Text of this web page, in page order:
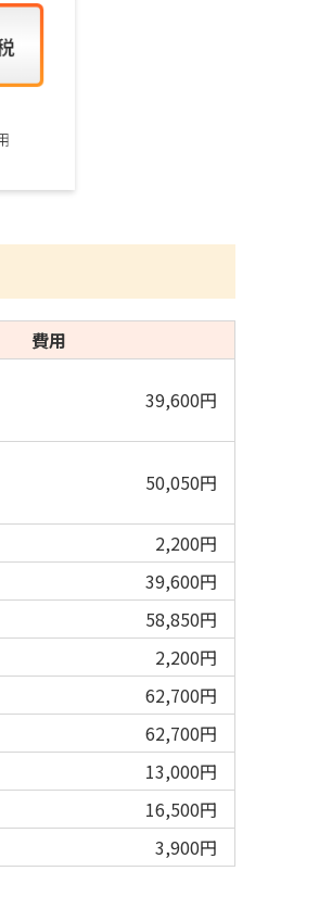
費用
39,600円
50,050円
2,200円
39,600円
58,850円
2,200円
62,700円
62,700円
13,000円
16,500円
3,900円